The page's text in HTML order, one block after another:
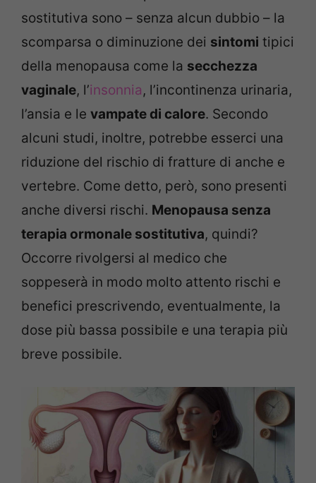
sostitutiva sono – senza alcun dubbio – la
scomparsa o diminuzione dei sintomi tipici
della menopausa come la secchezza
vaginale, l’insonnia, l’incontinenza urinaria,
l’ansia e le vampate di calore. Secondo
alcuni studi, inoltre, potrebbe esserci una
riduzione del rischio di fratture di anche e
vertebre. Come detto, però, sono presenti
anche diversi rischi. Menopausa senza
terapia ormonale sostitutiva, quindi?
Occorre rivolgersi al medico che
soppeserà in modo molto attento rischi e
benefici prescrivendo, eventualmente, la
dose più bassa possibile e una terapia più
breve possibile.